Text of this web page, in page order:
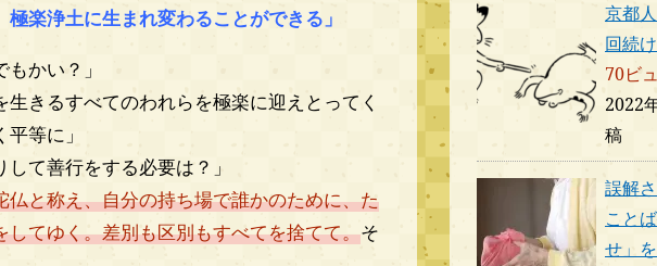
楽浄土に生まれ変わることができる」
かい？」
きるすべてのわれらを極楽に迎えとってく
等に」
て善行をする必要は？」
仏と称え、自分の持ち場で誰かのために、た
てゆく。差別も区別もすべてを捨てて。そ
京都
回続
70ビ
2022
稿
誤解
こと
せ」